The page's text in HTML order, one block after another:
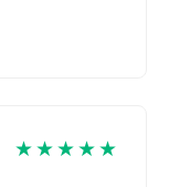
★★★★★